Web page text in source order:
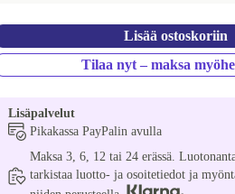
Lisää ostoskoriin
Tilaa nyt – maksa
Lisäpalvelut
Pikakassa PayPalin avulla
Maksa 3, 6, 12 tai 24 erässä.
tarkistaa luotto- ja osoitetiedot ja